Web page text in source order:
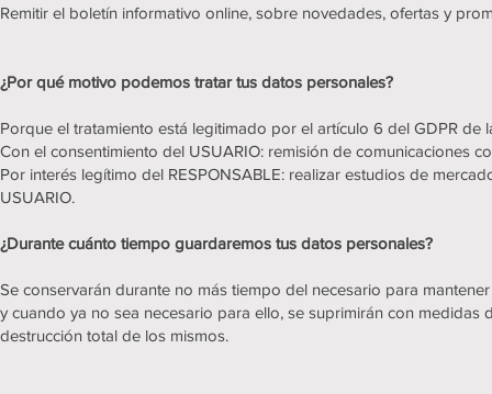
Remitir el boletín informativo online, sobre novedades, ofertas y
¿Por qué motivo podemos tratar tus datos personales?
Porque el tratamiento está legitimado por el artículo 6 del GDPR de
Con el consentimiento del USUARIO: remisión de comunicaciones
Por interés legítimo del RESPONSABLE: realizar estudios de
USUARIO.
¿Durante cuánto tiempo guardaremos tus datos personales?
Se conservarán durante no más tiempo del necesario para
y cuando ya no sea necesario para ello, se suprimirán con
destrucción total de los mismos.